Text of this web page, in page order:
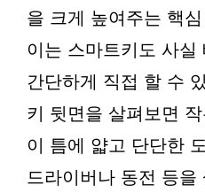
을 크게 높여주는 핵
이는 스마트키도 사실
간단하게 직접 할 수
키 뒷면을 살펴보면
이 틈에 얇고 단단한
드라이버나 동전 등을